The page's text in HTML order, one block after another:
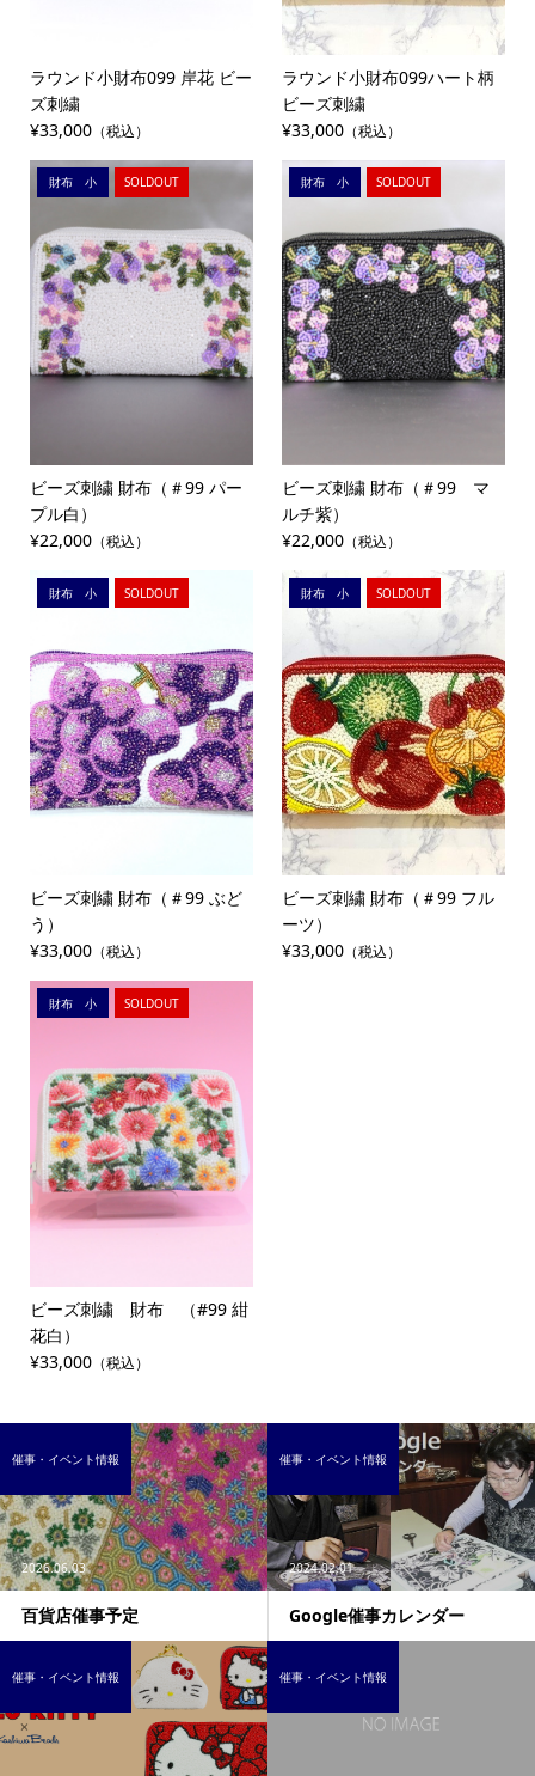
ラウンド小財布099 岸花 ビー
ズ刺繍
¥33,000（税込）
ラウンド小財布099ハート柄
ビーズ刺繍
¥33,000 （税込）
財布 小 SOLDOUT
ビーズ刺繍 財布（＃99 パー
プル白）
¥22,000（税込）
財布 小 SOLDOUT
ビーズ刺繍 財布（＃99 マ
ルチ紫）
¥22,000 （税込）
財布 小 SOLDOUT
ビーズ刺繍 財布（＃99 ぶど
う）
¥33,000（税込）
財布 小 SOLDOUT
ビーズ刺繍 財布（＃99 フル
ーツ）
¥33,000 （税込）
財布 小 SOLDOUT
ビーズ刺繍 財布 （#99 紺
花白）
¥33,000（税込）
2026.06.03
百貨店催事予定
催事・イベント情報
2024.02.01
Google催事カレンダー
催事・イベント情報
催事・イベント情報 催事・イベント情報